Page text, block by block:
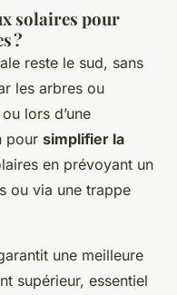
solaires pour
?
reste le sud, sans
les arbres ou
lors d’une
pour simplifier la
en prévoyant un
ou via une trappe
une meilleure
supérieur, essentiel